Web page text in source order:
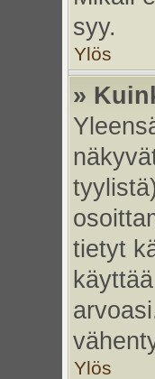
syy.
Ylös
»
tietyt
Ylös